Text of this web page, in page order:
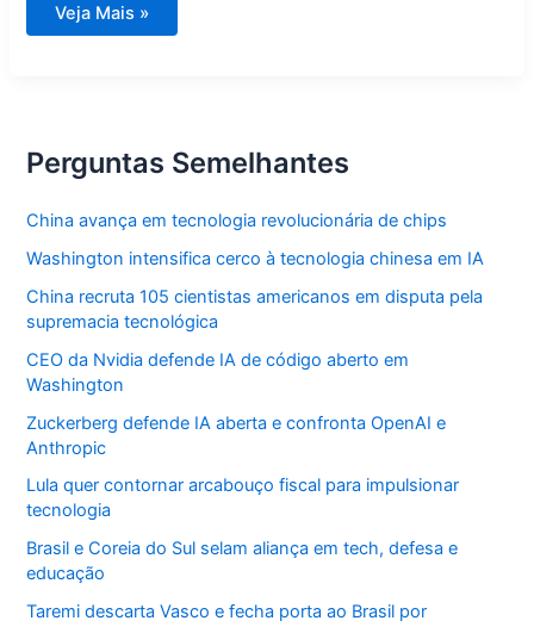
Árbitro
marca
mãos
Veja Mais »
Perguntas Semelhantes
China avança em tecnologia revolucionária de chips
Washington intensifica cerco à tecnologia chinesa em IA
China recruta 105 cientistas americanos em disputa pela
supremacia tecnológica
CEO da Nvidia defende IA de código aberto em
Washington
Zuckerberg defende IA aberta e confronta OpenAI e
Anthropic
Lula quer contornar arcabouço fiscal para impulsionar
tecnologia
Brasil e Coreia do Sul selam aliança em tech, defesa e
educação
Taremi descarta Vasco e fecha porta ao Brasil por